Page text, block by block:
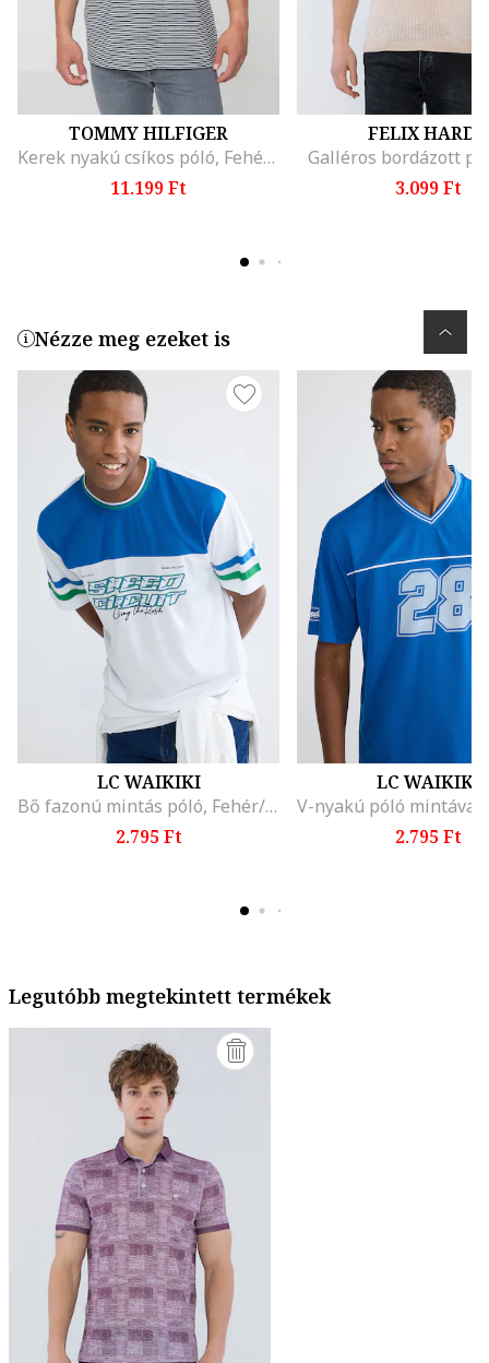
TOMMY HILFIGER
Kerek nyakú csíkos póló, Fehér/Tengerészkék
11.199 Ft
FELIX HARDY
Galléros bordázott
3.099 Ft
Nézze meg ezeket is
LC WAIKIKI
Bő fazonú mintás póló, Fehér/Kék
2.795 Ft
LC WAIKIKI
2.795 Ft
Legutóbb megtekintett termékek